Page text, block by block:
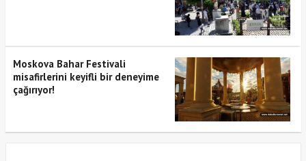
Moskova Bahar Festivali
misafirlerini keyifli bir deneyime
çağırıyor!